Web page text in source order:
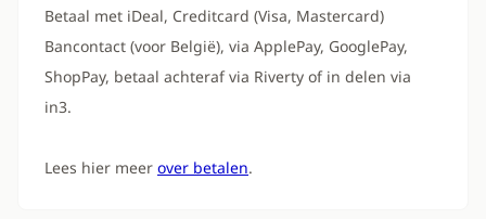
Betaal met iDeal, Creditcard (Visa, Mastercard)
Bancontact (voor België), via ApplePay, GooglePay,
ShopPay, betaal achteraf via Riverty of in delen via
in3.
Lees hier meer over betalen.